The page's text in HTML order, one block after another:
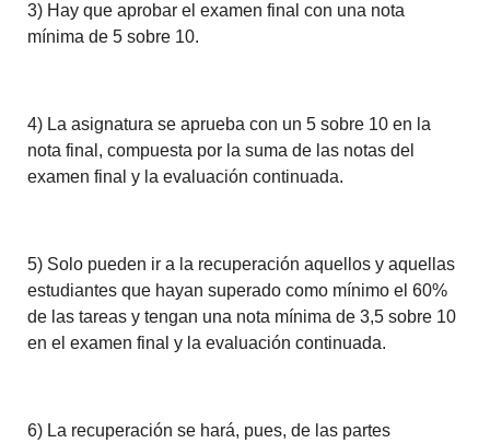
3) Hay que aprobar el examen final con una nota
mínima de 5 sobre 10.
4) La asignatura se aprueba con un 5 sobre 10 en la
nota final, compuesta por la suma de las notas del
examen final y la evaluación continuada.
5) Solo pueden ir a la recuperación aquellos y aquellas
estudiantes que hayan superado como mínimo el 60%
de las tareas y tengan una nota mínima de 3,5 sobre 10
en el examen final y la evaluación continuada.
6) La recuperación se hará, pues, de las partes